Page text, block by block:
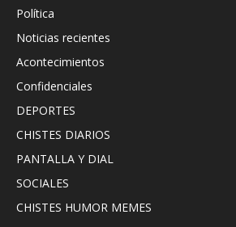
Política
Noticias recientes
Acontecimientos
Confidenciales
DEPORTES
CHISTES DIARIOS
PANTALLA Y DIAL
SOCIALES
CHISTES HUMOR MEMES